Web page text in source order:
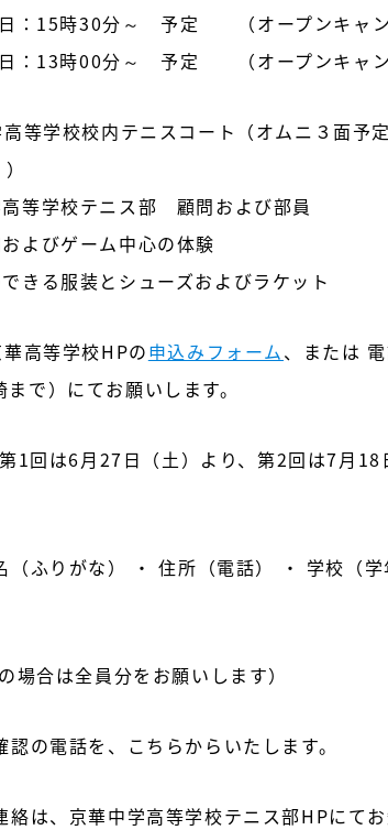
15時30分～ 予定 （オープンキャン
13時00分～ 予定 （オープンキャン
学校校内テニスコート（オムニ３面予
学校テニス部 顧問および部員
びゲーム中心の体験
きる服装とシューズおよびラケット
高等学校HPの申込みフォーム、または
で）にてお願いします。
1回は6月27日（土）より、第2回は7月
（ふりがな） ・ 住所（電話） ・ 学校（
場合は全員分をお願いします）
の電話を、こちらからいたします。
絡は、京華中学高等学校テニス部HPにてお